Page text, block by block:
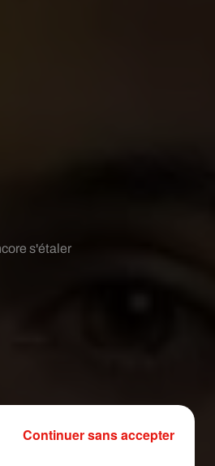
s'étaler
Continuer sans accepter